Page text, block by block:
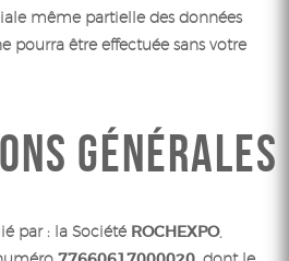
même partielle des données
pourra être effectuée sans votre
GÉNÉRALES
par : la Société ROCHEXPO,